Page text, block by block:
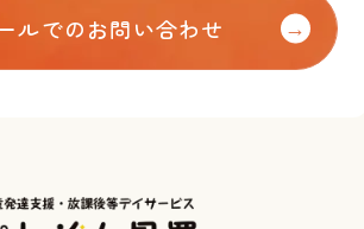
ルでのお問い合わせ →